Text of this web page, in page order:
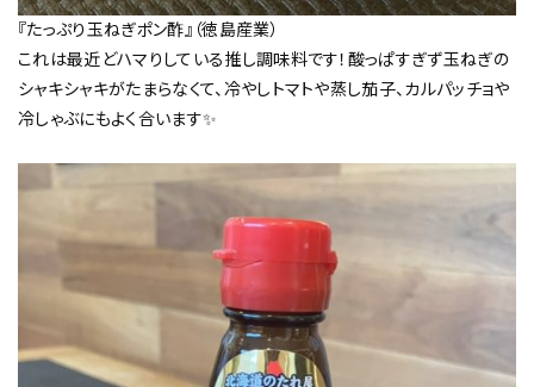
『たっぷり玉ねぎポン酢』（徳島産業）
これは最近どハマりしている推し調味料です！酸っぱすぎず玉ねぎの
シャキシャキがたまらなくて、冷やしトマトや蒸し茄子、カルパッチョや
冷しゃぶにもよく合います✨